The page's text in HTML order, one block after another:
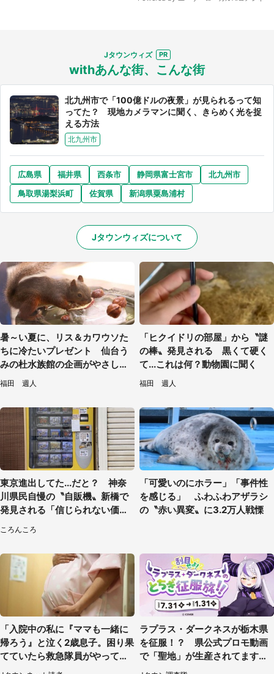
Jタウンウィズ
withあんな街、こんな街
北九州市で「100億ドルの夜景」が見られるって知
ってた？ 現地カメラマンに聞く、きらめく光を捉
える方法
北九州市
広島県 福井県 西条市 静岡県富士宮市
北九州市
鳥取県湯梨浜町
佐賀県 新潟県粟島浦村
Jタウンウィズについて
暑～い夏に、リス＆カワウソた
ちに冷たいプレゼント 仙台う
みの杜水族館の企画がやさしい
【7／31～8／23】
福田 週人
「ヒクイドリの部屋」から〝謎
の棒〟発見される 黒くて硬く
て...これは何？動物園に聞く
福田 週人
東京進出してた...だと？ 神奈
川県民自慢の〝自販機〟新橋で
発見される「信じられない価格
ころんころ
「可愛いのにホラー」「事件性
を感じる」 ふわふわアザラシ
の〝赤い異変〟に3.2万人戦慄
「入院中の私に『ママも一緒に
帰ろう』と泣く2歳息子。困り果
てていたら救急隊員がやってき
て...」（大阪府・50代女性）
ラプラス・ダークネスが栃木県
を征服！？ 県公式プロモ動画
で「聖地」が生産されてます【7
／31～1／31】